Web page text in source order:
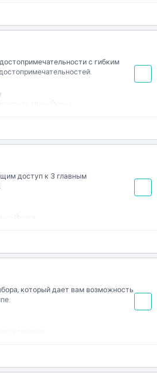
с гибким
Нью-Йорка
доступ к 3 главным
Йорка
который дает вам возможность
экскурсии
использования